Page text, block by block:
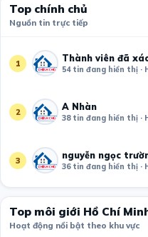
Top chính chủ
Nguồn tin trực tiếp
1 Thành viên đã
54 tin đang hiển thị ·
2 A Nhàn
38 tin đang hiển thị ·
3 nguyễn ngọc
36 tin đang hiển thị ·
Top môi giới Hồ Chí
Hoạt động nổi bật theo khu vực